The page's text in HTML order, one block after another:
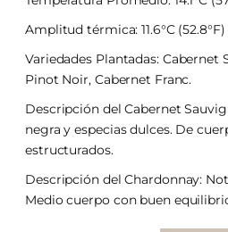
Amplitud térmica: 11.6°C (52.8°F)
Variedades Plantadas: Cabernet
Pinot Noir, Cabernet Franc.
Descripción del Cabernet
negra y especias dulces. De
estructurados.
Descripción del Chardonnay:
Medio cuerpo con buen